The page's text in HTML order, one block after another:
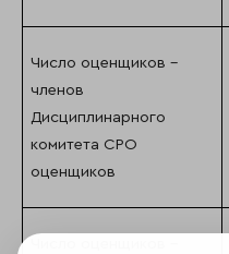
Число оценщиков –
членов
Дисциплинарного
комитета СРО
оценщиков